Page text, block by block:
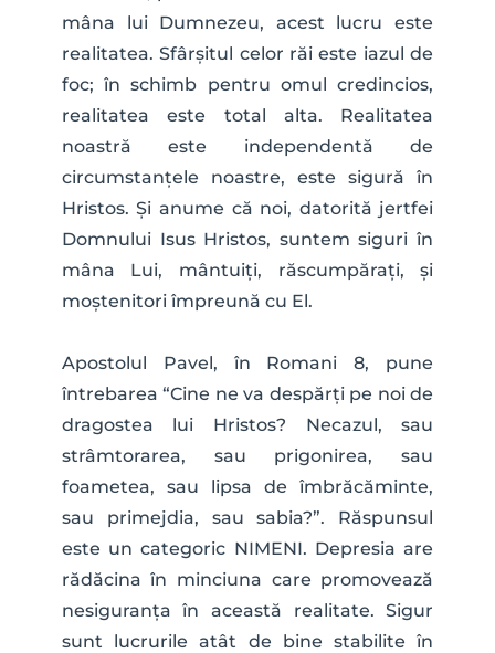
mâna lui Dumnezeu, acest lucru este
realitatea. Sfârșitul celor răi este iazul de
foc; în schimb pentru omul credincios,
realitatea este total alta. Realitatea
noastră este independentă de
circumstanțele noastre, este sigură în
Hristos. Și anume că noi, datorită jertfei
Domnului Isus Hristos, suntem siguri în
mâna Lui, mântuiți, răscumpărați, și
moștenitori împreună cu El.
Apostolul Pavel, în Romani 8, pune
întrebarea “Cine ne va despărți pe noi de
dragostea lui Hristos? Necazul, sau
strâmtorarea, sau prigonirea, sau
foametea, sau lipsa de îmbrăcăminte,
sau primejdia, sau sabia?”. Răspunsul
este un categoric NIMENI. Depresia are
rădăcina în minciuna care promovează
nesiguranța în această realitate. Sigur
sunt lucrurile atât de bine stabilite în